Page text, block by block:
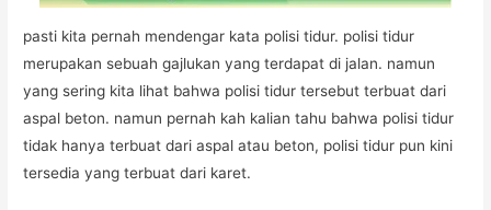
pasti kita pernah mendengar kata polisi tidur. polisi tidur
merupakan sebuah gajlukan yang terdapat di jalan. namun
yang sering kita lihat bahwa polisi tidur tersebut terbuat dari
aspal beton. namun pernah kah kalian tahu bahwa polisi tidur
tidak hanya terbuat dari aspal atau beton, polisi tidur pun kini
tersedia yang terbuat dari karet.